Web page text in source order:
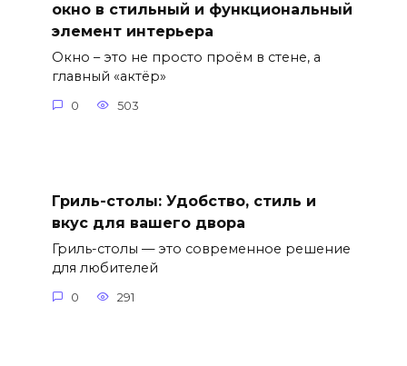
окно в стильный и функциональный
элемент интерьера
Окно – это не просто проём в стене, а
главный «актёр»
0 503
Гриль-столы: Удобство, стиль и
вкус для вашего двора
Гриль-столы — это современное решение
для любителей
0 291